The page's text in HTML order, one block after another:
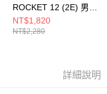
ROCKET 12 (2E) 男女
羽球鞋 1073A087100
NT$1,820
NT$2,280
詳細說明